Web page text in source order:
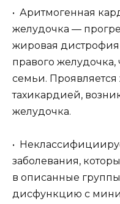
• Аритмогенная
желудочка —
жировая
правого
семьи.
тахикардией,
желудочка.
•
заболевания,
в описанные
дисфункцию с